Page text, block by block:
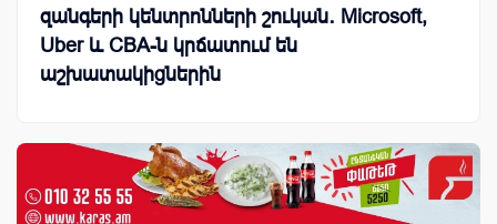
զանգերի կենտրոնների շուկան․ Microsoft,
Uber և CBA-ն կրճատում են
աշխատակիցներին